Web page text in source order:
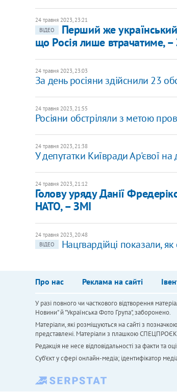
24 травня 2023, 23:21
ВІДЕО
Перший же український
що Росія лише втрачатиме, –
24 травня 2023, 23:03
За день росіяни здійснили 23
24 травня 2023, 21:55
Росіяни обстріляли з метою
24 травня 2023, 21:38
У депутатки Київради Ар'євої
24 травня 2023, 21:12
Голову уряду Данії
НАТО, – ЗМІ
24 травня 2023, 20:48
ВІДЕО
Нацгвардійці показали,
Про нас Реклама на сайті
У разі повного чи часткового відтворення
Новини" й "Українська Фото Група", заборонено.
Матеріали, які розміщуються на сайті з
представлені. Матеріали з плашкою СПЕЦПРОЄКТ
Редакція не несе відповідальності за факти та
Cуб'єкт у сфері онлайн-медіа; ідентифікатор